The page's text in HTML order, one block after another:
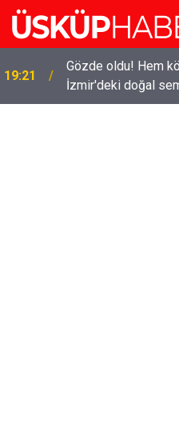
19:21
Gözde oldu! Hem
İzmir'deki doğal